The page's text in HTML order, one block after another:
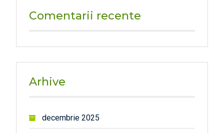
Comentarii recente
Arhive
decembrie 2025